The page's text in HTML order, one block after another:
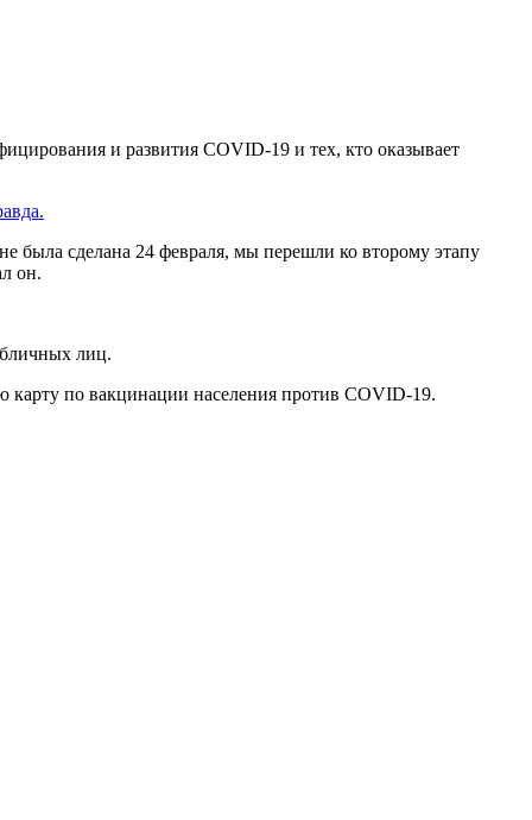
и развития COVID-19 и тех, кто оказывает
была сделана 24 февраля, мы перешли ко второму этапу
он.
лиц.
по вакцинации населения против COVID-19.